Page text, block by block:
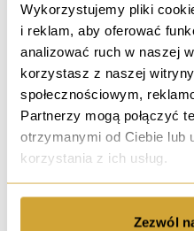
Wykorzystujemy pliki
i reklam, aby oferować
analizować ruch w naszej
korzystasz z naszej
społecznościowym,
Partnerzy mogą połączyć
otrzymanymi od Ciebie lub
korzystania z ich usług.
Zezwól
ul. Żmigrodzka, Wrocław
2 999 PLN / msc.
71,40 PLN / m² 42.00 m²
1 piętro
wynajem